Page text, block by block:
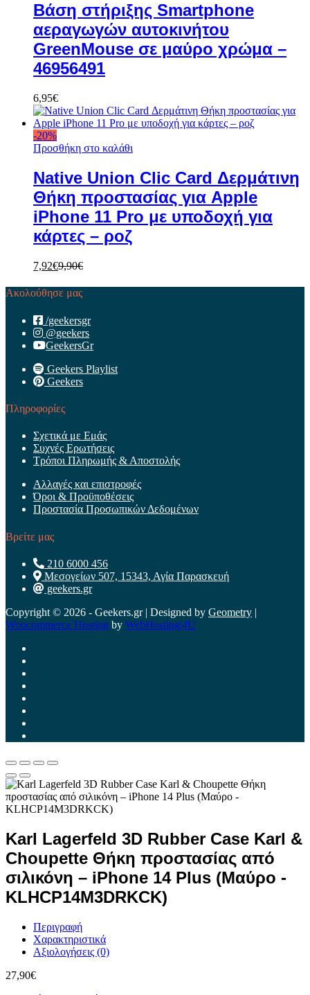
Βάση στήριξης Smartphone
αεραγωγών αυτοκινήτου
GreenMouse σε μαύρο χρώμα –
46956491
6,95€
-20%
Προσθήκη στο καλάθι
Native Union Clic Card Δερμάτινη
Θήκη προστασίας για Apple
iPhone 11 Pro με υποδοχή για
κάρτες – ροζ
7,92€9,90€
Ακολούθησε μας
/geekersgr
@geekers
GeekersGr
Geekers Playlist
Geekers
Πληροφορίες
Σχετικά με Εμάς
Συχνές Ερωτήσεις
Τρόποι Πληρωμής & Αποστολής
Αλλαγές και επιστροφές
Όροι & Προϋποθέσεις
Προστασία Προσωπικών Δεδομένων
Βρείτε μας
210 6000 456
Μεσογείων 507, 15343, Αγία Παρασκευή
geekers.gr
Copyright © 2026 - Geekers.gr | Designed by Geometry |
Woocommerce Hosting by WebHosting|4U
Karl Lagerfeld 3D Rubber Case Karl &
Choupette Θήκη προστασίας από
σιλικόνη – iPhone 14 Plus (Μαύρο -
KLHCP14M3DRKCK)
Περιγραφή
Χαρακτηριστικά
Αξιολογήσεις (0)
27,90€